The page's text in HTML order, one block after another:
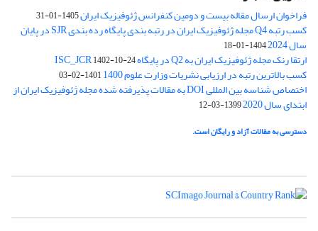
فراخوان ارسال مقاله بیست و دومین کنفرانس ژئوفیزیک ایران1405-01-31
کسب رتبه Q4 مجله ژئوفیزیک ایران در رتبه بندی پایگاه رده بندی SJR در پایان
سال 2024 1404-01-18
ارتقا رنک مجله ژئوفیزیک ایران به Q2 در پایگاه ISC_JCR 1402-10-24
کسب بالاترین رتبه در ارزیابی نشریات وزارت علوم 1400 1401-02-03
اختصاص شناسه بین المللی DOI به مقالات پذیرفته شده مجله ژئوفیزیک ایران از
ابتدای سال 2020 1399-03-12
دسترسی به مقالات آزاد و رایگان است.